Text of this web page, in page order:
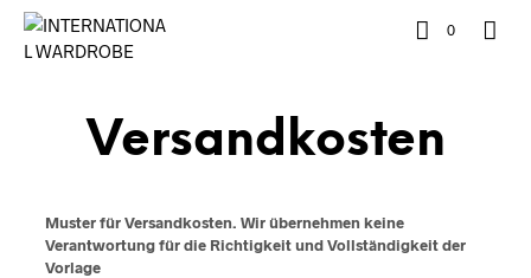
0
Versandkosten
Muster für Versandkosten. Wir übernehmen keine
Verantwortung für die Richtigkeit und Vollständigkeit der
Vorlage